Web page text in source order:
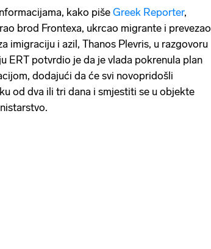
kako pišeGreek Reporter,
brod Frontexa, ukrcao migrante i prevezao
imigraciju i azil, Thanos Plevris, u razgovoru
ERT potvrdio je da je vlada pokrenula plan
dodajući da će svi novopridošli
od dva ili tri dana i smjestiti se u objekte